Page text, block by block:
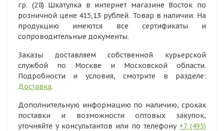
гр. (28) Шкатулка в интернет магазине Восток по
розничной цене 415,13 рублей. Товар в наличии. На
продукцию имеются все сертификаты и
сопроводительные документы.
Заказы доставляем собственной курьерской
службой по Москве и Московской области.
Подробности и условия, смотрите в разделе:
Доставка.
Дополнительную информацию по наличию, сроках
поставки и возможности оптовых закупок,
уточняйте у консультантов или по телефону +7 (495)